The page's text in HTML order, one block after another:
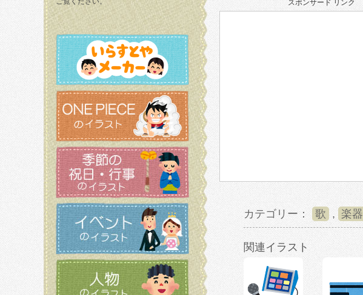
スポンサード リンク
カテゴリー： 歌 , 楽器
関連イラスト